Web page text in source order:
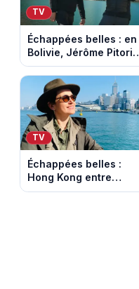
TV
Échappées belles : en
Bolivie, Jérôme Pitorin
découvre un pays où
chaque sommet se
mérite
TV
Échappées belles :
Hong Kong entre
gratte-ciel et nature